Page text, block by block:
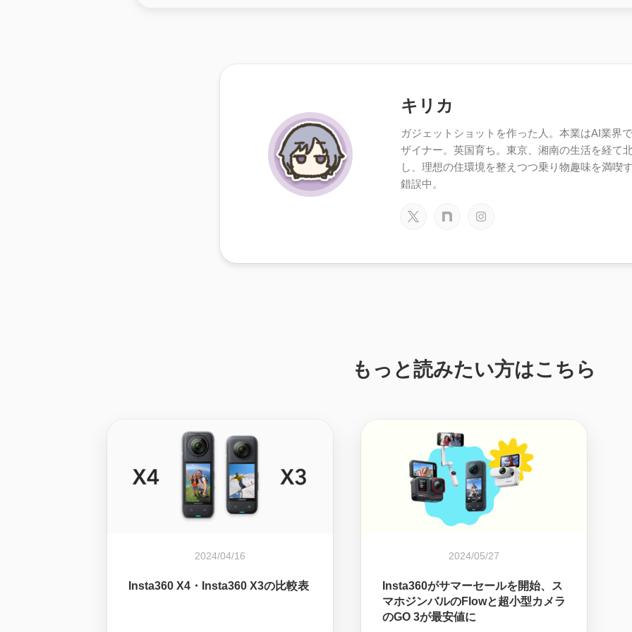
キリカ
ガジェットショットを作った人。本業はAI業界
ザイナー。英国育ち。東京、湘南の生活を経て
し、理想の住環境を整えつつ乗り物趣味を満喫
錯誤中。
もっと読みたい方はこちら
2024/04/16
Insta360 X4・Insta360 X3の比較表
2024/05/27
Insta360がサマーセールを開始、ス
マホジンバルのFlowと超小型カメラ
のGO 3が最安値に